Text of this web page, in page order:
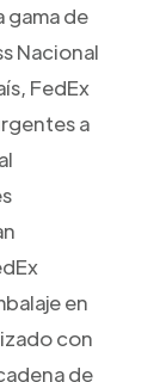
gama de
Nacional
FedEx
a
en
con
de